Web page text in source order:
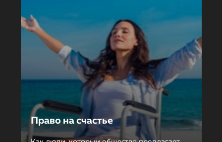
Право на счастье